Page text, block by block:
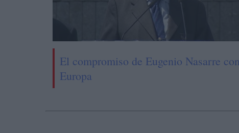
El compromiso de Eugenio Nasarre con
Europa